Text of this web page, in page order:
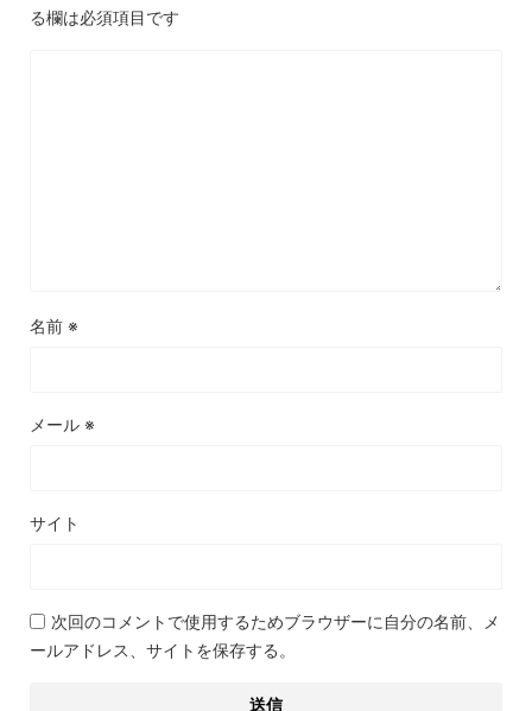
る欄は必須項目です
名前 ※
メール ※
サイト
次回のコメントで使用するためブラウザーに自分の名前、メ
ールアドレス、サイトを保存する。